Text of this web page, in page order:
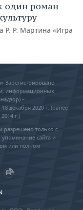
один роман
Р. Р. Мартина «Игра
Зарегистрировано
информационных
–
декабря 2020 г. (ранее
г.)
разрешено только с
упоминание сайта и
или полном